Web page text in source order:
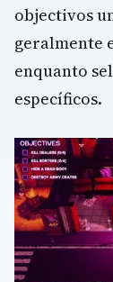
objectivos
geralmente
enquanto
específicos.